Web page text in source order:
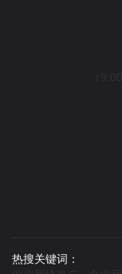
热搜关键词：